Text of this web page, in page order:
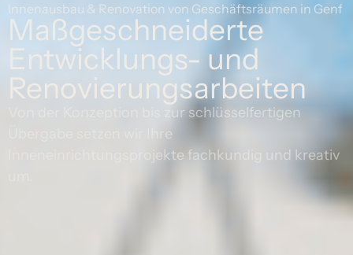
Innenausbau & Renovation von Geschäftsräumen in Genf
Maßgeschneiderte
Entwicklungs- und
Renovierungsarbeiten
Von der Konzeption bis zur schlüsselfertigen
Übergabe setzen wir Ihre
Inneneinrichtungsprojekte fachkundig und kreativ